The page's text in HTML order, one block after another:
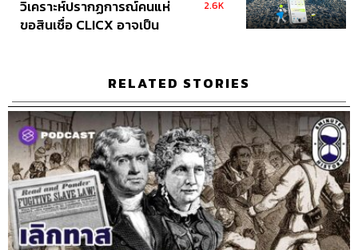
สิงคโปร์
Lee Hsien Loong
Goh Chok Tong
The Standard Podcast
S. Rajaratnam
Tun Abdul Razak
Bill Clinton
Narciso R. Ramos
Lee Kuan Yew
Singapore Armed Forces
People's Action Party
Goh Keng Swee
National service in Singapore
Yitzhak Rabin
Podcast
วิเคราะห์ปรากฏการณ์คนแห่
ขอสินเชื่อ CLICX อาจเป็น
2.6K
RELATED STORIES